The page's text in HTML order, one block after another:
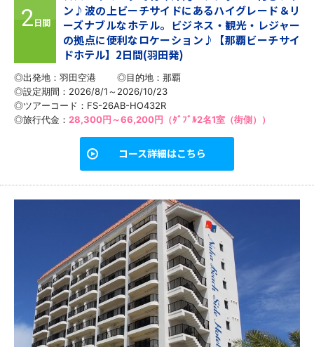
2日間
ン♪波の上ビーチサイドにあるハイグレード＆リ
ーズナブルなホテル。ビジネス・観光・レジャー
の拠点に便利なロケーション♪【那覇ビーチサイ
ドホテル】2日間(羽田発)
◎出発地：羽田空港 ◎目的地： 那覇
◎設定期間：2026/8/1～2026/10/23
◎ツアーコード：FS-26AB-HO432R
◎旅行代金： 28,300円～66,200円（ﾀﾞﾌﾞﾙ2名1室（街側））
コース詳細はこちら